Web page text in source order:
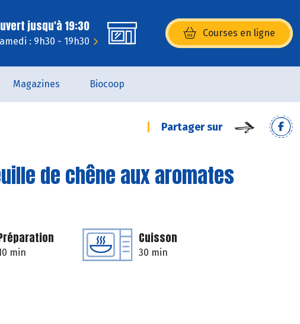
jusqu'à 19:30
: 9h30 - 19h30
Courses en ligne
(s’ouvre dans une nouvelle
Magazines Biocoop
Partager sur
de chêne aux aromates
min
Cuisson
30 min